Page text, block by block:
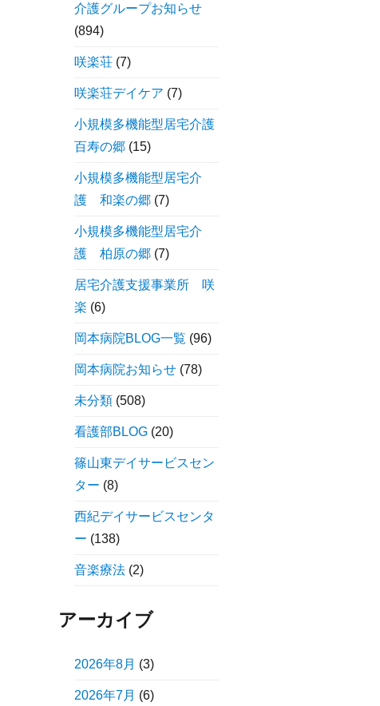
介護グループお知らせ
(894)
咲楽荘(7)
咲楽荘デイケア (7)
小規模多機能型居宅介護
百寿の郷(15)
小規模多機能型居宅介
護 和楽の郷(7)
小規模多機能型居宅介
護 柏原の郷(7)
居宅介護支援事業所 咲
楽 (6)
岡本病院BLOG一覧 (96)
岡本病院お知らせ(78)
未分類(508)
看護部BLOG(20)
篠山東デイサービスセン
ター (8)
西紀デイサービスセンタ
ー (138)
音楽療法(2)
アーカイブ
2026年8月 (3)
2026年7月 (6)